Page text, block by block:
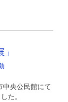
央公民館にて
た。